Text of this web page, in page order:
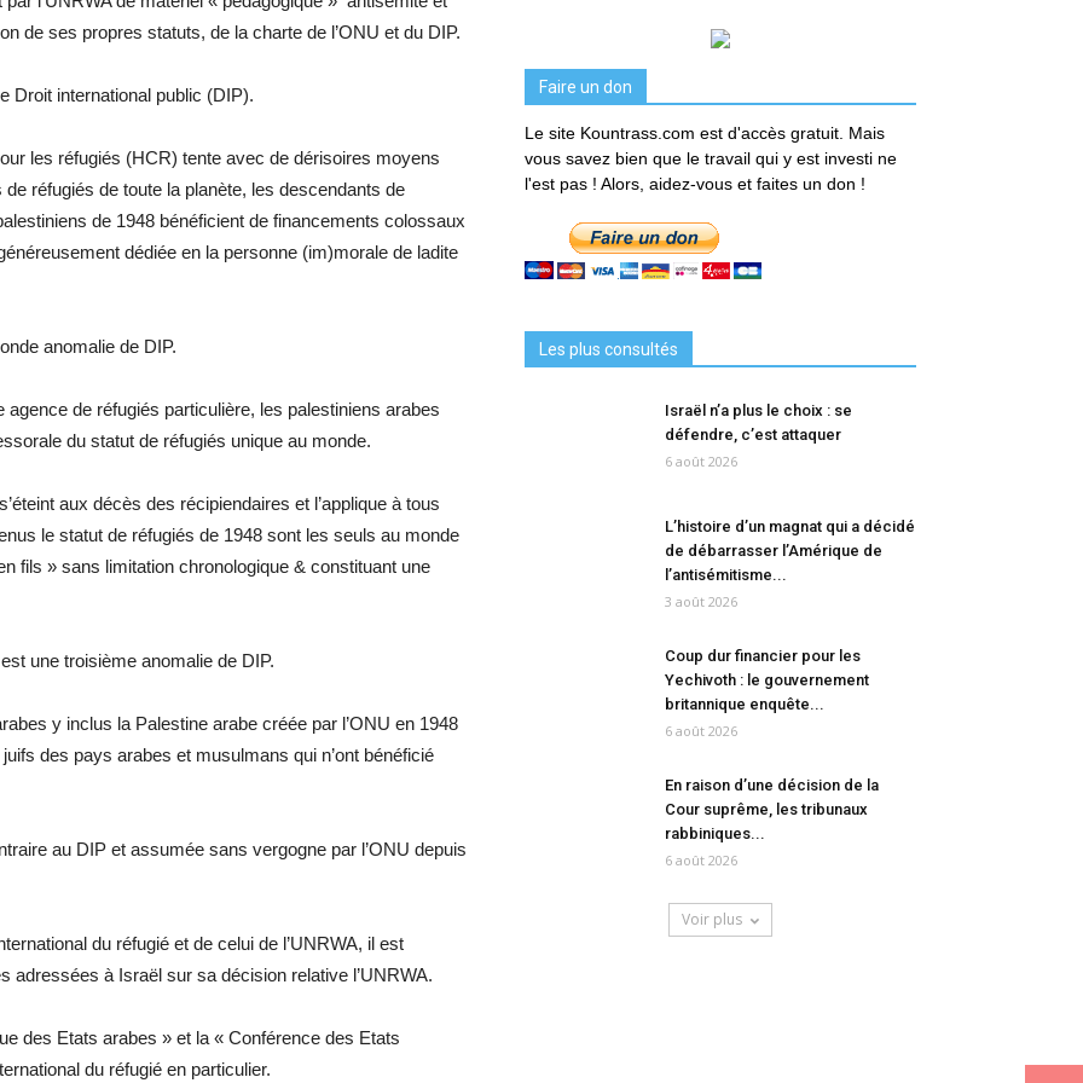
de ses propres statuts, de la charte de l’ONU et du DIP.
Droit international public (DIP).
les réfugiés (HCR) tente avec de dérisoires moyens
réfugiés de toute la planète, les descendants de
de 1948 bénéficient de financements colossaux
dédiée en la personne (im)morale de ladite
anomalie de DIP.
de réfugiés particulière, les palestiniens arabes
du statut de réfugiés unique au monde.
aux décès des récipiendaires et l’applique à tous
le statut de réfugiés de 1948 sont les seuls au monde
fils » sans limitation chronologique & constituant une
une troisième anomalie de DIP.
y inclus la Palestine arabe créée par l’ONU en 1948
des pays arabes et musulmans qui n’ont bénéficié
au DIP et assumée sans vergogne par l’ONU depuis
du réfugié et de celui de l’UNRWA, il est
adressées à Israël sur sa décision relative l’UNRWA.
des Etats arabes » et la « Conférence des Etats
du réfugié en particulier.
Faire un don
Le site Kountrass.com est d'accès gratuit. Mais
vous savez bien que le travail qui y est investi ne
l'est pas ! Alors, aidez-vous et faites un don !
Les plus consultés
Israël n’a plus le choix : se
défendre, c’est attaquer
6 août 2026
L’histoire d’un magnat qui a décidé
de débarrasser l’Amérique de
l’antisémitisme...
3 août 2026
Coup dur financier pour les
Yechivoth : le gouvernement
britannique enquête...
6 août 2026
En raison d’une décision de la
Cour suprême, les tribunaux
rabbiniques...
6 août 2026
Voir plus